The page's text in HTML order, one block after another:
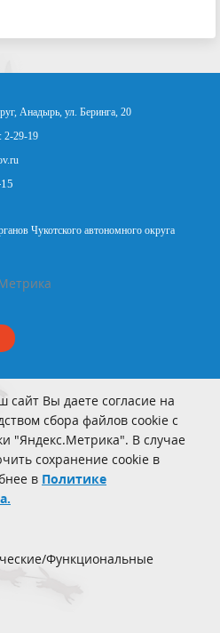
Анадырь, ул. Беринга, 20
2-29-19
Чукотского автономного округа
сайт Вы даете согласие на
сбора файлов cookie с
"Яндекс.Метрика". В случае
сохранение cookie в
в Политике
Функциональные